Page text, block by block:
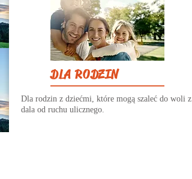
DLA RODZIN
Dla rodzin z dziećmi, które mogą szaleć do woli z
dala od ruchu ulicznego.